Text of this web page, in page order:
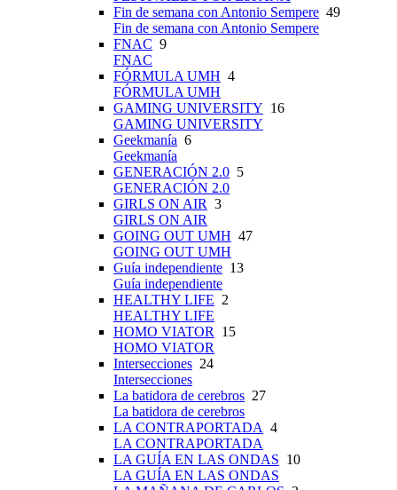
Fin de semana con Antonio Sempere 49
Fin de semana con Antonio Sempere
FNAC 9
FNAC
FÓRMULA UMH 4
FÓRMULA UMH
GAMING UNIVERSITY 16
GAMING UNIVERSITY
Geekmanía 6
Geekmanía
GENERACIÓN 2.0 5
GENERACIÓN 2.0
GIRLS ON AIR 3
GIRLS ON AIR
GOING OUT UMH 47
GOING OUT UMH
Guía independiente 13
Guía independiente
HEALTHY LIFE 2
HEALTHY LIFE
HOMO VIATOR
15
HOMO VIATOR
Intersecciones 24
Intersecciones
La batidora de cerebros 27
La batidora de cerebros
LA CONTRAPORTADA 4
LA CONTRAPORTADA
LA GUÍA EN LAS ONDAS 10
LA GUÍA EN LAS ONDAS